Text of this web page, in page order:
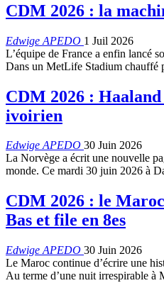
CDM 2026 : la
Edwige APEDO 1 Juil 2026
L’équipe de France a enfin lancé
Dans un MetLife Stadium chauffé
CDM 2026 :
ivoirien
Edwige APEDO 30 Juin 2026
La Norvège a écrit une nouvelle
monde. Ce mardi 30 juin 2026 à
CDM 2026 : le
Bas et file en 8es
Edwige APEDO 30 Juin 2026
Le Maroc continue d’écrire une
Au terme d’une nuit irrespirable